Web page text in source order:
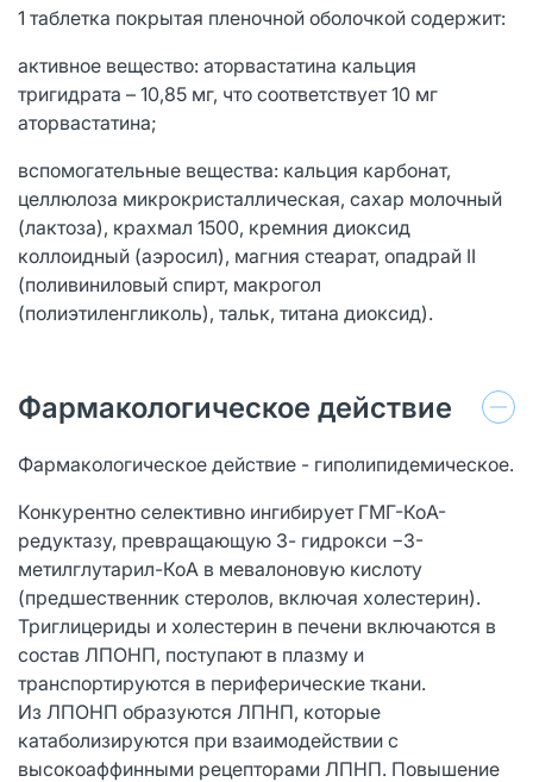
1 таблетка покрытая пленочной оболочкой содержит:
активное вещество: аторвастатина кальция
тригидрата – 10,85 мг, что соответствует 10 мг
аторвастатина;
вспомогательные вещества: кальция карбонат,
целлюлоза микрокристаллическая, сахар молочный
(лактоза), крахмал 1500, кремния диоксид
коллоидный (аэросил), магния стеарат, опадрай II
(поливиниловый спирт, макрогол
(полиэтиленгликоль), тальк, титана диоксид).
Фармакологическое действие
Фармакологическое действие - гиполипидемическое.
Конкурентно селективно ингибирует ГМГ-КоА-
редуктазу, превращающую 3- гидрокси −3-
метилглутарил-КоА в мевалоновую кислоту
(предшественник стеролов, включая холестерин).
Триглицериды и холестерин в печени включаются в
состав ЛПОНП, поступают в плазму и
транспортируются в периферические ткани.
Из ЛПОНП образуются ЛПНП, которые
катаболизируются при взаимодействии с
высокоаффинными рецепторами ЛПНП. Повышение